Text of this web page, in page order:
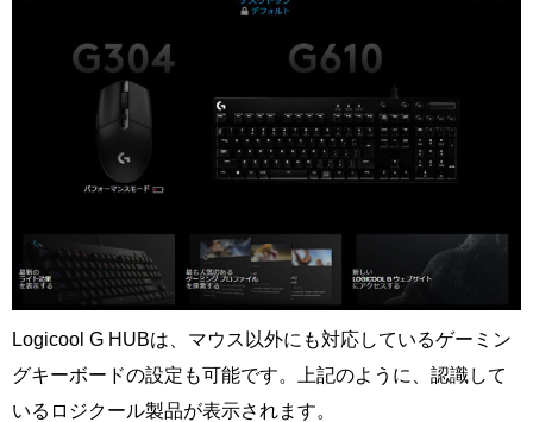
Logicool G HUBは、マウス以外にも対応しているゲーミン
グキーボードの設定も可能です。上記のように、認識して
いるロジクール製品が表示されます。